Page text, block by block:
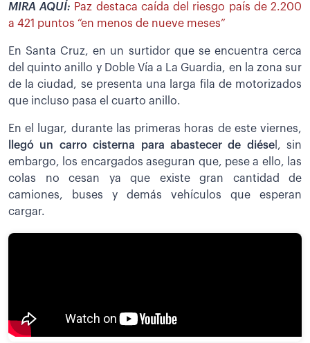
MIRA AQUÍ: Paz destaca caída del riesgo país de 2.200
a 421 puntos “en menos de nueve meses”
En Santa Cruz, en un surtidor que se encuentra cerca
del quinto anillo y Doble Vía a La Guardia, en la zona sur
de la ciudad, se presenta una larga fila de motorizados
que incluso pasa el cuarto anillo.
En el lugar, durante las primeras horas de este viernes,
llegó un carro cisterna para abastecer de diésel, sin
embargo, los encargados aseguran que, pese a ello, las
colas no cesan ya que existe gran cantidad de
camiones, buses y demás vehículos que esperan
cargar.